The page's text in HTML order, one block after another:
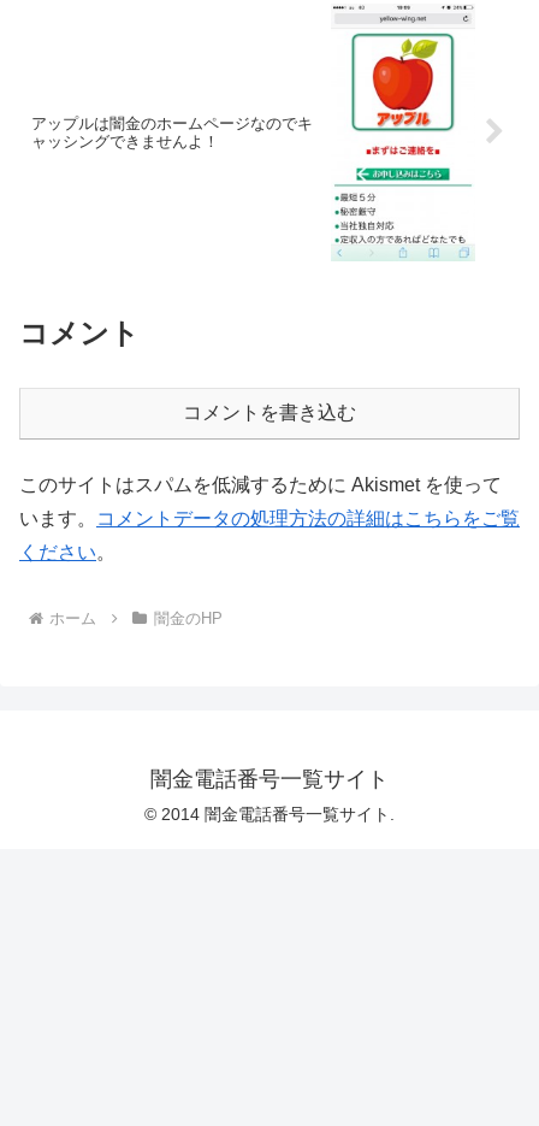
アップルは闇金のホームページなのでキ
ャッシングできませんよ！
コメント
コメントを書き込む
このサイトはスパムを低減するために Akismet を使って
います。
コメントデータの処理方法の詳細はこちらをご覧
ください。
ホーム 闇金のHP
闇金電話番号一覧サイト
© 2014 闇金電話番号一覧サイト.